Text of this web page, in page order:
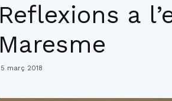
Reflexions a
Maresme
5 març 2018